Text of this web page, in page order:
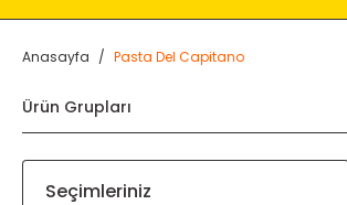
Anasayfa Pasta Del Capitano
Ürün Grupları
Seçimleriniz